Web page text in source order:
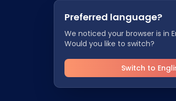
Analíticas
Preferred language?
We noticed your browser is in
Would you like to switch?
Switch to
Elige tu idioma preferido para
experiencia más
English
Español